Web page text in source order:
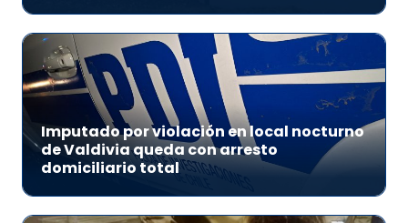
Imputado por violación en local nocturno
de Valdivia queda con arresto
domiciliario total